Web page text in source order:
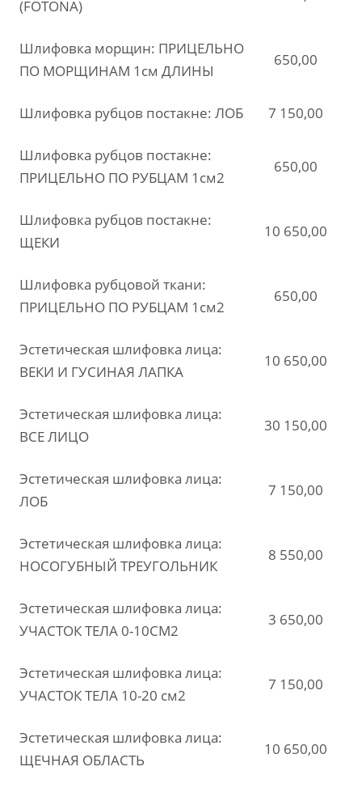
(FOTONA)
Шлифовка морщин: ПРИЦЕЛЬНО
ПО МОРЩИНАМ 1см ДЛИНЫ
650,00
Шлифовка рубцов постакне: ЛОБ 7 150,00
Шлифовка рубцов постакне:
ПРИЦЕЛЬНО ПО РУБЦАМ 1см2
650,00
Шлифовка рубцов постакне:
ЩЕКИ
10 650,00
Шлифовка рубцовой ткани:
ПРИЦЕЛЬНО ПО РУБЦАМ 1см2
650,00
Эстетическая шлифовка лица:
ВЕКИ И ГУСИНАЯ ЛАПКА
10 650,00
Эстетическая шлифовка лица:
ВСЕ ЛИЦО
30 150,00
Эстетическая шлифовка лица:
ЛОБ
7 150,00
Эстетическая шлифовка лица:
НОСОГУБНЫЙ ТРЕУГОЛЬНИК
8 550,00
Эстетическая шлифовка лица:
УЧАСТОК ТЕЛА 0-10СМ2
3 650,00
Эстетическая шлифовка лица:
УЧАСТОК ТЕЛА 10-20 см2
7 150,00
Эстетическая шлифовка лица:
ЩЕЧНАЯ ОБЛАСТЬ
10 650,00